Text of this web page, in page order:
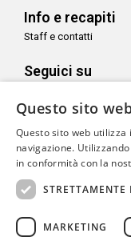
Info e recapiti
Staff e contatti
Seguici su
Questo sito
Questo sito web
navigazione.
in conformità con la
STRETTAMENTE
MARKETING